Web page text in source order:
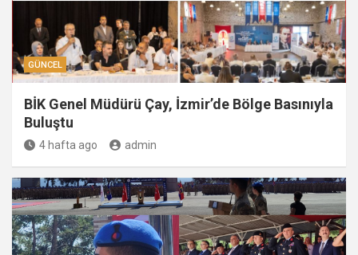
GÜNCEL
BİK Genel Müdürü Çay, İzmir’de Bölge Basınıyla
Buluştu
4 hafta ago admin